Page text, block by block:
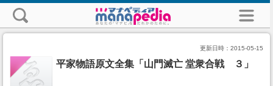
更新日時： 2015-05-15
平家物語原文全集「山門滅亡 堂衆合戦 ３」